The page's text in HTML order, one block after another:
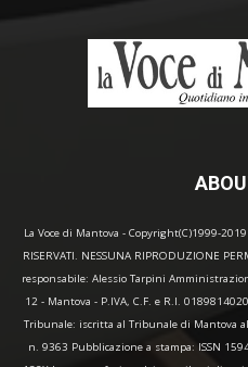
La Voce di Mantova - Copyright(C)1999-
RISERVATI. NESSUNA RIPRODUZIONE
responsabile: Alessio Tarpini
12 - Mantova - P.IVA, C.F. e R.I.
Tribunale: iscritta al Tribunale di Mantova
n. 9363 Pubblicazione a stampa: ISSN